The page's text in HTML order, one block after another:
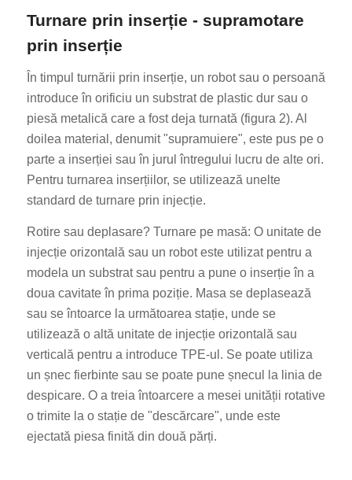
Turnare prin inserție - supramotare
prin inserție
În timpul turnării prin inserție, un robot sau o persoană
introduce în orificiu un substrat de plastic dur sau o
piesă metalică care a fost deja turnată (figura 2). Al
doilea material, denumit "supramuiere", este pus pe o
parte a inserției sau în jurul întregului lucru de alte ori.
Pentru turnarea inserțiilor, se utilizează unelte
standard de turnare prin injecție.
Rotire sau deplasare? Turnare pe masă: O unitate de
injecție orizontală sau un robot este utilizat pentru a
modela un substrat sau pentru a pune o inserție în a
doua cavitate în prima poziție. Masa se deplasează
sau se întoarce la următoarea stație, unde se
utilizează o altă unitate de injecție orizontală sau
verticală pentru a introduce TPE-ul. Se poate utiliza
un șnec fierbinte sau se poate pune șnecul la linia de
despicare. O a treia întoarcere a mesei unității rotative
o trimite la o stație de "descărcare", unde este
ejectată piesa finită din două părți.